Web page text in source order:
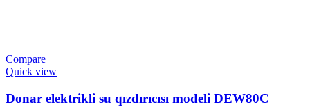
Compare
Quick view
Donar elektrikli su qızdırıcısı modeli DEW80C